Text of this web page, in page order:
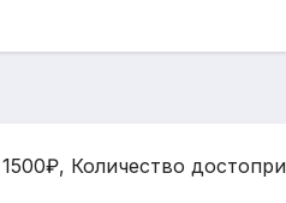
Количество